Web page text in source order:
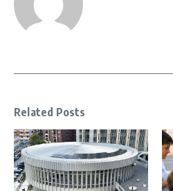
Related Posts